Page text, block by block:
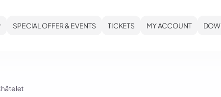
SPECIAL OFFER & EVENTS TICKETS MY ACCOUNT